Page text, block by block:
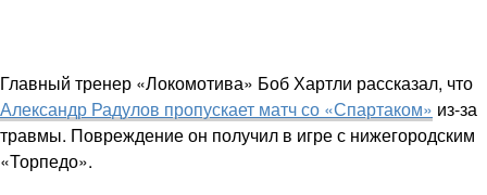
Главный тренер «Локомотива» Боб Хартли рассказал, что
Александр Радулов пропускает матч со «Спартаком» из-за
травмы. Повреждение он получил в игре с нижегородским
«Торпедо».